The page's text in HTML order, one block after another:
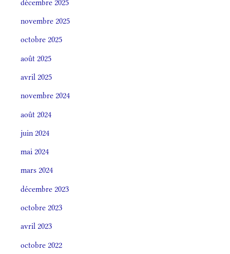
décembre 2025
novembre 2025
octobre 2025
août 2025
avril 2025
novembre 2024
août 2024
juin 2024
mai 2024
mars 2024
décembre 2023
octobre 2023
avril 2023
octobre 2022